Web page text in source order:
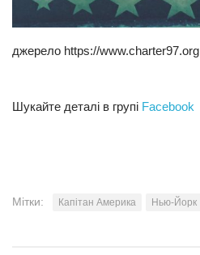
джерело https://www.charter97.org
Шукайте деталі в групі Facebook
Мітки: Капітан Америка Нью-Йорк